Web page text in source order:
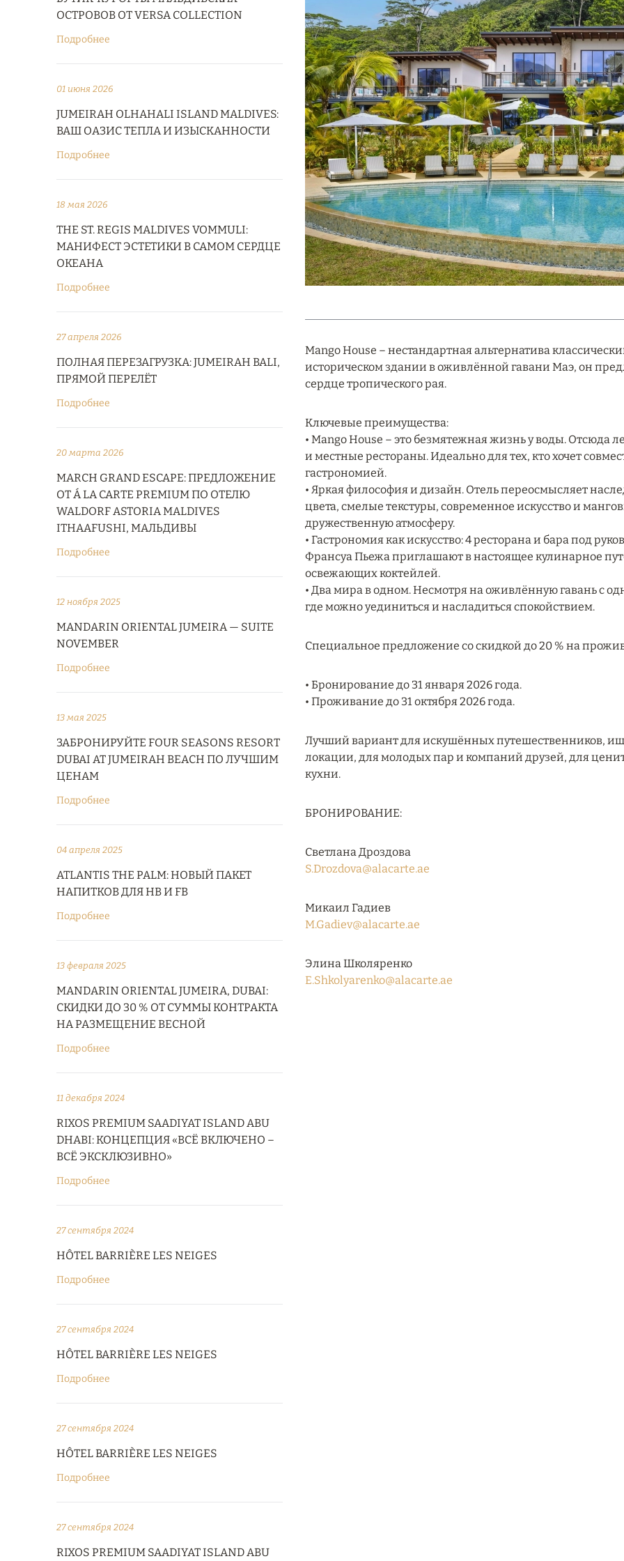
ОСТРОВОВ ОТ VERSA COLLECTION
Подробнее
01 июня 2026
JUMEIRAH OLHAHALI ISLAND MALDIVES:
ВАШ ОАЗИС ТЕПЛА И ИЗЫСКАННОСТИ
Подробнее
18 мая 2026
THE ST. REGIS MALDIVES VOMMULI:
МАНИФЕСТ ЭСТЕТИКИ В САМОМ СЕРДЦЕ
ОКЕАНА
Подробнее
27 апреля 2026
ПОЛНАЯ ПЕРЕЗАГРУЗКА: JUMEIRAH BALI,
ПРЯМОЙ ПЕРЕЛЁТ
Подробнее
20 марта 2026
MARCH GRAND ESCAPE: ПРЕДЛОЖЕНИЕ
ОТ Á LA CARTE PREMIUM ПО ОТЕЛЮ
WALDORF ASTORIA MALDIVES
ITHAAFUSHI, МАЛЬДИВЫ
Подробнее
12 ноября 2025
MANDARIN ORIENTAL JUMEIRA — SUITE
NOVEMBER
Подробнее
13 мая 2025
ЗАБРОНИРУЙТЕ FOUR SEASONS RESORT
DUBAI AT JUMEIRAH BEACH ПО ЛУЧШИМ
ЦЕНАМ
Подробнее
04 апреля 2025
ATLANTIS THE PALM: НОВЫЙ ПАКЕТ
НАПИТКОВ ДЛЯ HB И FB
Подробнее
13 февраля 2025
MANDARIN ORIENTAL JUMEIRA, DUBAI:
СКИДКИ ДО 30 % ОТ СУММЫ КОНТРАКТА
НА РАЗМЕЩЕНИЕ ВЕСНОЙ
Подробнее
11 декабря 2024
RIXOS PREMIUM SAADIYAT ISLAND ABU
DHABI: КОНЦЕПЦИЯ «ВСЁ ВКЛЮЧЕНО –
ВСЁ ЭКСКЛЮЗИВНО»
Подробнее
27 сентября 2024
HÔTEL BARRIÈRE LES NEIGES
Подробнее
27 сентября 2024
HÔTEL BARRIÈRE LES NEIGES
Подробнее
27 сентября 2024
HÔTEL BARRIÈRE LES NEIGES
Подробнее
27 сентября 2024
RIXOS PREMIUM SAADIYAT ISLAND ABU
Mango House – нестандартная альтернатива
историческом здании в оживлённой гавани Маэ, он
сердце тропического рая.
Ключевые преимущества:
• Mango House – это безмятежная жизнь у воды. Отсюда
и местные рестораны. Идеально для тех, кто хочет
гастрономией.
• Яркая философия и дизайн. Отель переосмысляет
цвета, смелые текстуры, современное искусство и
дружественную атмосферу.
• Гастрономия как искусство: 4 ресторана и бара под
Франсуа Пьежа приглашают в настоящее кулинарное
освежающих коктейлей.
• Два мира в одном. Несмотря на оживлённую гавань с
где можно уединиться и насладиться спокойствием.
Специальное предложение со скидкой до 20 % на
• Бронирование до 31 января 2026 года.
• Проживание до 31 октября 2026 года.
Лучший вариант для искушённых путешественников,
локации, для молодых пар и компаний друзей, для
кухни.
БРОНИРОВАНИЕ:
Светлана Дроздова
S.Drozdova@alacarte.ae
Микаил Гадиев
M.Gadiev@alacarte.ae
Элина Школяренко
E.Shkolyarenko@alacarte.ae